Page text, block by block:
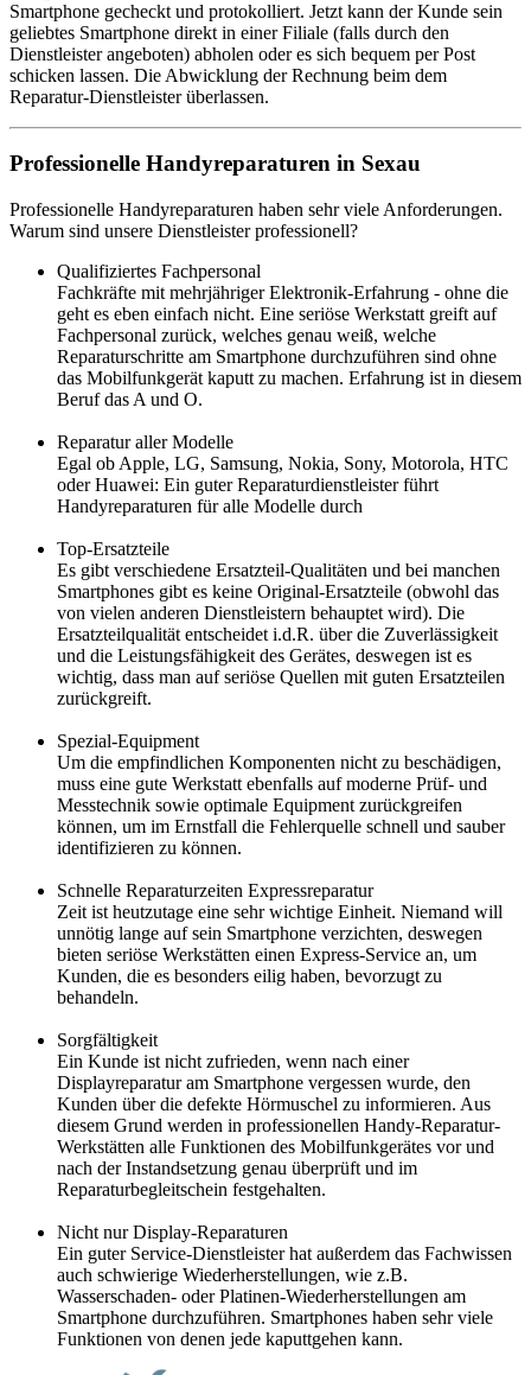
Smartphone gecheckt und protokolliert. Jetzt kann der Kunde sein
geliebtes Smartphone direkt in einer Filiale (falls durch den
Dienstleister angeboten) abholen oder es sich bequem per Post
schicken lassen. Die Abwicklung der Rechnung beim dem
Reparatur-Dienstleister überlassen.
Professionelle Handyreparaturen in Sexau
Professionelle Handyreparaturen haben sehr viele Anforderungen.
Warum sind unsere Dienstleister professionell?
Qualifiziertes Fachpersonal
Fachkräfte mit mehrjähriger Elektronik-Erfahrung - ohne die
geht es eben einfach nicht. Eine seriöse Werkstatt greift auf
Fachpersonal zurück, welches genau weiß, welche
Reparaturschritte am Smartphone durchzuführen sind ohne
das Mobilfunkgerät kaputt zu machen. Erfahrung ist in diesem
Beruf das A und O.
Reparatur aller Modelle
Egal ob Apple, LG, Samsung, Nokia, Sony, Motorola, HTC
oder Huawei: Ein guter Reparaturdienstleister führt
Handyreparaturen für alle Modelle durch
Top-Ersatzteile
Es gibt verschiedene Ersatzteil-Qualitäten und bei manchen
Smartphones gibt es keine Original-Ersatzteile (obwohl das
von vielen anderen Dienstleistern behauptet wird). Die
Ersatzteilqualität entscheidet i.d.R. über die Zuverlässigkeit
und die Leistungsfähigkeit des Gerätes, deswegen ist es
wichtig, dass man auf seriöse Quellen mit guten Ersatzteilen
zurückgreift.
Spezial-Equipment
Um die empfindlichen Komponenten nicht zu beschädigen,
muss eine gute Werkstatt ebenfalls auf moderne Prüf- und
Messtechnik sowie optimale Equipment zurückgreifen
können, um im Ernstfall die Fehlerquelle schnell und sauber
identifizieren zu können.
Schnelle Reparaturzeiten Expressreparatur
Zeit ist heutzutage eine sehr wichtige Einheit. Niemand will
unnötig lange auf sein Smartphone verzichten, deswegen
bieten seriöse Werkstätten einen Express-Service an, um
Kunden, die es besonders eilig haben, bevorzugt zu
behandeln.
Sorgfältigkeit
Ein Kunde ist nicht zufrieden, wenn nach einer
Displayreparatur am Smartphone vergessen wurde, den
Kunden über die defekte Hörmuschel zu informieren. Aus
diesem Grund werden in professionellen Handy-Reparatur-
Werkstätten alle Funktionen des Mobilfunkgerätes vor und
nach der Instandsetzung genau überprüft und im
Reparaturbegleitschein festgehalten.
Nicht nur Display-Reparaturen
Ein guter Service-Dienstleister hat außerdem das Fachwissen
auch schwierige Wiederherstellungen, wie z.B.
Wasserschaden- oder Platinen-Wiederherstellungen am
Smartphone durchzuführen. Smartphones haben sehr viele
Funktionen von denen jede kaputtgehen kann.